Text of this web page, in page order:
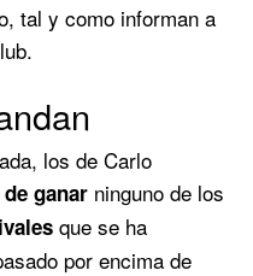
tal y como informan a
los de Carlo
ganar ninguno de los
que se ha
por encima de